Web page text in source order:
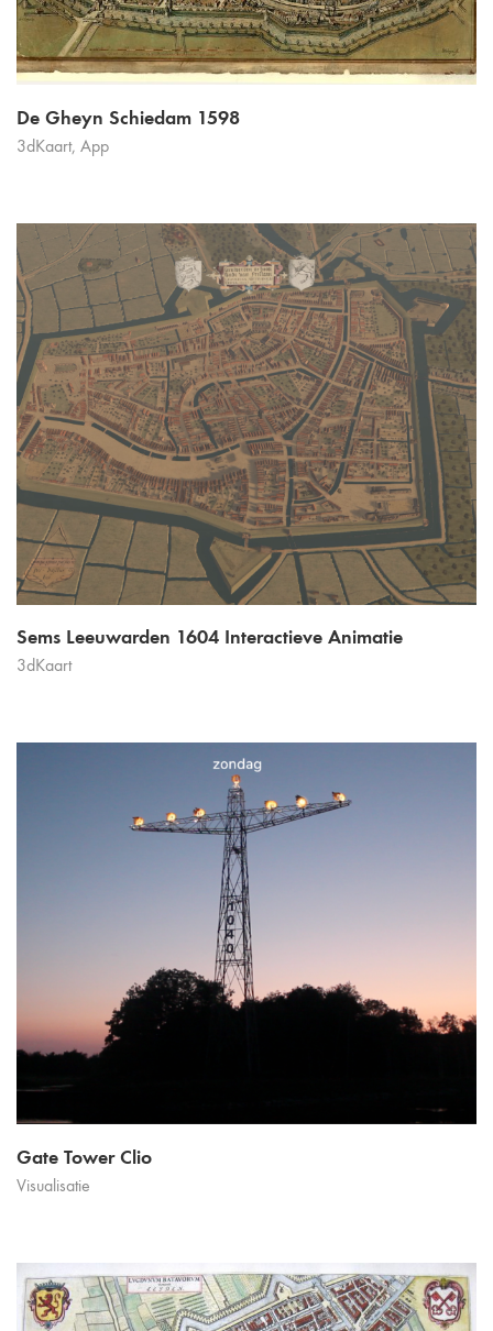
De Gheyn Schiedam 1598
3dKaart, App
Sems Leeuwarden 1604 Interactieve Animatie
3dKaart
Gate Tower Clio
Visualisatie